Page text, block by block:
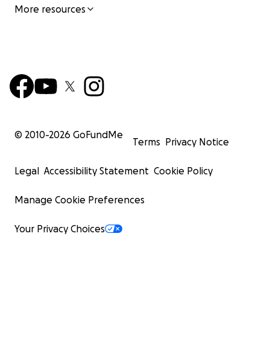
More resources
© 2010-2026 GoFundMe
Terms Privacy Notice
Legal Accessibility Statement Cookie Policy
Manage Cookie Preferences
Your Privacy Choices